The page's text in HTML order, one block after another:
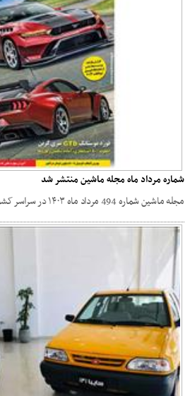
شماره مرداد ماه مجله ماشین منتشر شد
مجله ماشین شماره 494 مرداد ماه ۱۴۰۳ در سراسر کشور منتشر شد.